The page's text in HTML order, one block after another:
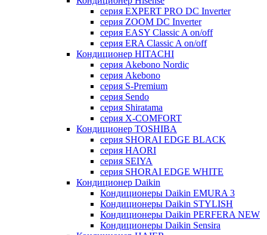
серия EXPERT PRO DC Inverter
серия ZOOM DC Inverter
серия EASY Classic A on/off
серия ERA Classic A on/off
Кондиционер HITACHI
cерия Akebono Nordic
серия Akebono
серия S-Premium
серия Sendo
серия Shiratama
серия X-COMFORT
Кондиционер TOSHIBA
серия SHORAI EDGE BLACK
серия HAORI
серия SEIYA
серия SHORAI EDGE WHITE
Кондиционер Daikin
Кондиционеры Daikin EMURA 3
Кондиционеры Daikin STYLISH
Кондиционеры Daikin PERFERA NEW
Кондиционеры Daikin Sensira